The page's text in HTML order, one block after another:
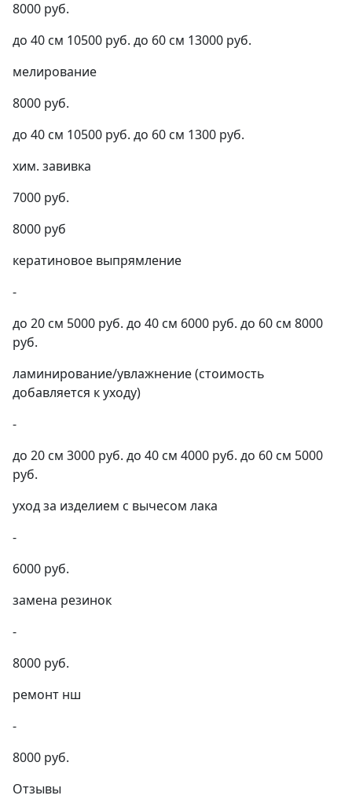
8000 руб.
до 40 см 10500 руб. до 60 см 13000 руб.
мелирование
8000 руб.
до 40 см 10500 руб. до 60 см 1300 руб.
хим. завивка
7000 руб.
8000 руб
кератиновое выпрямление
-
до 20 см 5000 руб. до 40 см 6000 руб. до 60 см 8000
руб.
ламинирование/увлажнение (стоимость
добавляется к уходу)
-
до 20 см 3000 руб. до 40 см 4000 руб. до 60 см 5000
руб.
уход за изделием с вычесом лака
-
6000 руб.
замена резинок
-
8000 руб.
ремонт нш
-
8000 руб.
Отзывы